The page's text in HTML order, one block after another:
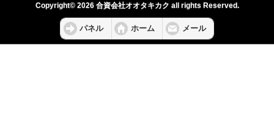
Copyright© 2026 合資会社オオタキカク all rights Reserved.
パネル ホーム メール